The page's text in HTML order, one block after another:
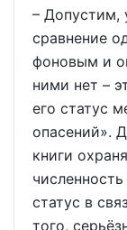
– Допустим,
сравнение
фоновым и
ними нет –
его статус
опасений».
книги
статус в
того,